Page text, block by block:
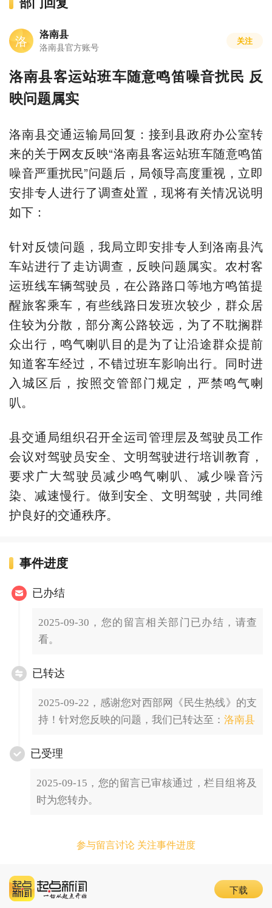
洛 洛南县
洛南县官方账号
关注
洛南县客运站班车随意鸣笛噪音扰民 反
映问题属实
洛南县交通运输局回复：接到县政府办公室转
来的关于网友反映“洛南县客运站班车随意鸣笛
噪音严重扰民”问题后，局领导高度重视，立即
安排专人进行了调查处置，现将有关情况说明
如下：
针对反馈问题，我局立即安排专人到洛南县汽
车站进行了走访调查，反映问题属实。农村客
运班线车辆驾驶员，在公路路口等地方鸣笛提
醒旅客乘车，有些线路日发班次较少，群众居
住较为分散，部分离公路较远，为了不耽搁群
众出行，鸣气喇叭目的是为了让沿途群众提前
知道客车经过，不错过班车影响出行。同时进
入城区后，按照交管部门规定，严禁鸣气喇
叭。
县交通局组织召开全运司管理层及驾驶员工作
会议对驾驶员安全、文明驾驶进行培训教育，
要求广大驾驶员减少鸣气喇叭、减少噪音污
染、减速慢行。做到安全、文明驾驶，共同维
护良好的交通秩序。
事件进度
已办结
2025-09-30，您的留言相关部门已办结，请查
看。
已转达
2025-09-22，感谢您对西部网《民生热线》的支
持！针对您反映的问题，我们已转达至： 洛南县
已受理
2025-09-15，您的留言已审核通过，栏目组将及
时为您转办。
参与留言讨论 关注事件进度
下载